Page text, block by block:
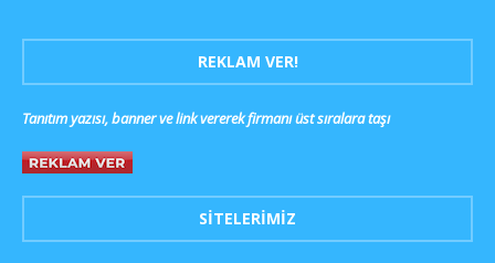
REKLAM VER!
Tanıtım yazısı, banner ve link vererek firmanı üst sıralara taşı
SITELERIMIZ